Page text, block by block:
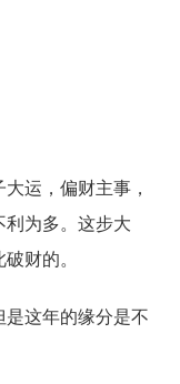
运，偏财主事，
利为多。这步大
财的。
这年的缘分是不